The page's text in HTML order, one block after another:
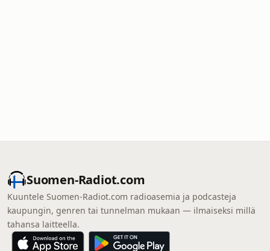
Suomen-Radiot.com
Kuuntele Suomen-Radiot.com radioasemia ja podcasteja
kaupungin, genren tai tunnelman mukaan — ilmaiseksi millä
tahansa laitteella.